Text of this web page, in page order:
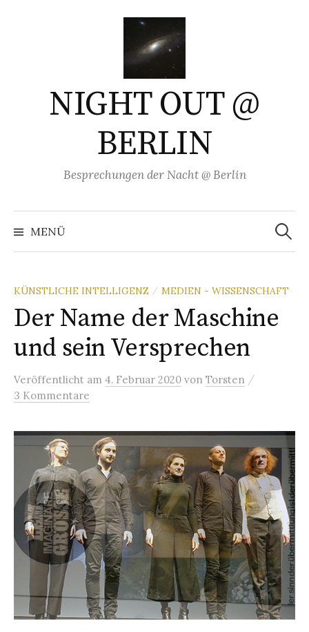
NIGHT OUT @
BERLIN
Besprechungen der Nacht @ Berlin
MENÜ
Suchen
nach:
KÜNSTLICHE INTELLIGENZ / MEDIEN - WISSENSCHAFT
Der Name der Maschine
und sein Versprechen
Veröffentlicht am 4. Februar 2020 von Torsten /
3 Kommentare